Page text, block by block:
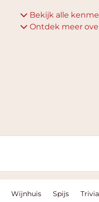
Bekijk alle
Ontdek meer
Wijnhuis Spijs Trivia